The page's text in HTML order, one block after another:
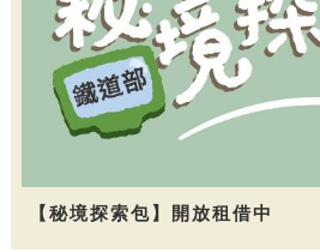
【秘境探索包】開放租借中